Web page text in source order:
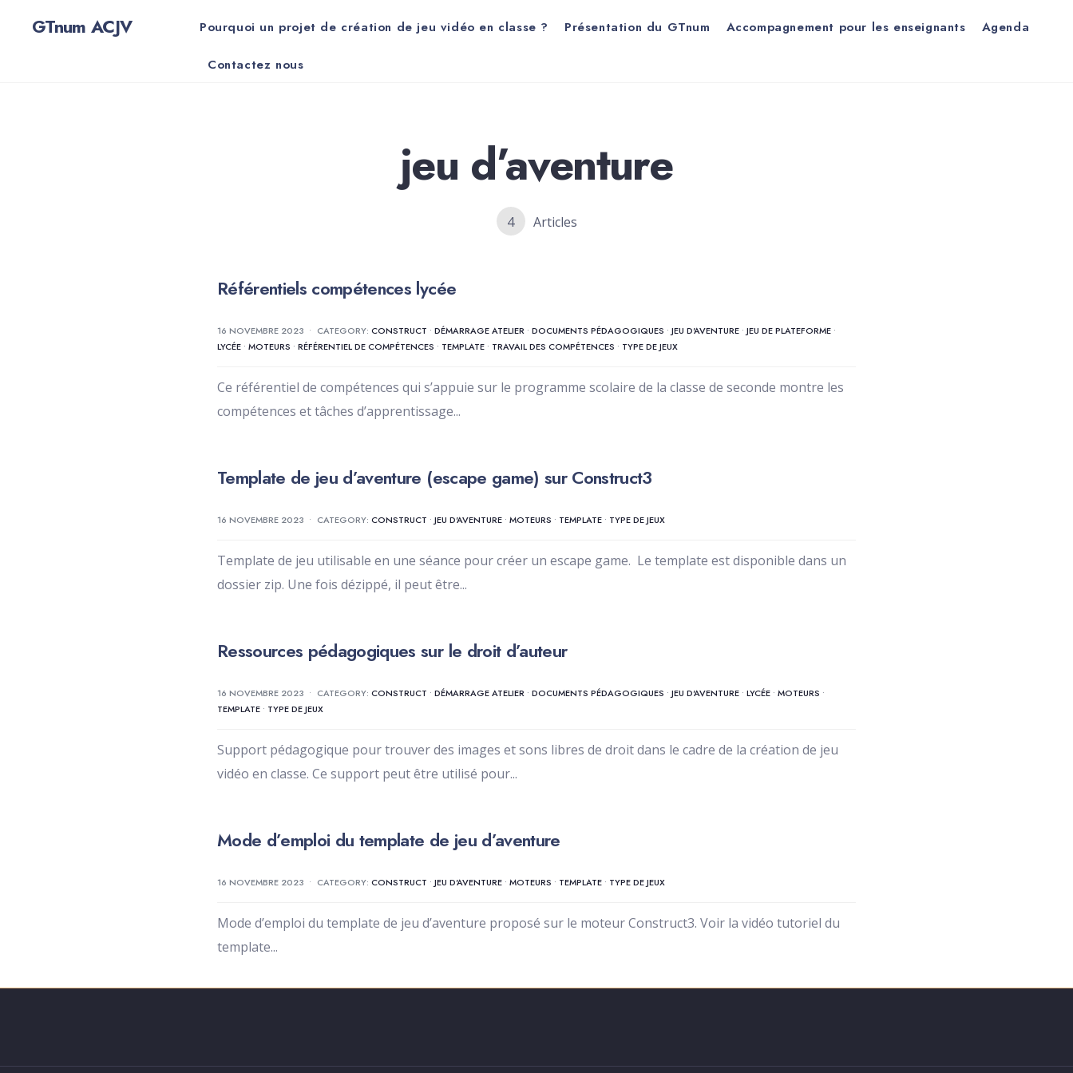
GTnum ACJV Pourquoi un projet de création de jeu vidéo en classe ? Présentation du GTnum Accompagnement pour les enseignants Agenda
Contactez nous
jeu d’aventure
4 Articles
Référentiels compétences lycée
16 NOVEMBRE 2023 • CATEGORY: CONSTRUCT • DÉMARRAGE ATELIER • DOCUMENTS PÉDAGOGIQUES • JEU D'AVENTURE • JEU DE PLATEFORME •
LYCÉE • MOTEURS • RÉFÉRENTIEL DE COMPÉTENCES • TEMPLATE • TRAVAIL DES COMPÉTENCES • TYPE DE JEUX
Ce référentiel de compétences qui s’appuie sur le programme scolaire de la classe de seconde montre les
compétences et tâches d’apprentissage...
Template de jeu d’aventure (escape game) sur Construct3
16 NOVEMBRE 2023 • CATEGORY: CONSTRUCT • JEU D'AVENTURE • MOTEURS • TEMPLATE • TYPE DE JEUX
Template de jeu utilisable en une séance pour créer un escape game. Le template est disponible dans un
dossier zip. Une fois dézippé, il peut être...
Ressources pédagogiques sur le droit d’auteur
16 NOVEMBRE 2023 • CATEGORY: CONSTRUCT • DÉMARRAGE ATELIER • DOCUMENTS PÉDAGOGIQUES • JEU D'AVENTURE • LYCÉE • MOTEURS •
TEMPLATE • TYPE DE JEUX
Support pédagogique pour trouver des images et sons libres de droit dans le cadre de la création de jeu
vidéo en classe. Ce support peut être utilisé pour...
Mode d’emploi du template de jeu d’aventure
16 NOVEMBRE 2023 • CATEGORY: CONSTRUCT • JEU D'AVENTURE • MOTEURS • TEMPLATE • TYPE DE JEUX
Mode d’emploi du template de jeu d’aventure proposé sur le moteur Construct3. Voir la vidéo tutoriel du
template...